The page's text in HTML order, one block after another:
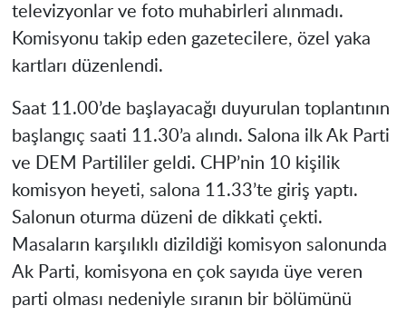
televizyonlar ve foto muhabirleri alınmadı.
Komisyonu takip eden gazetecilere, özel yaka
kartları düzenlendi.
Saat 11.00’de başlayacağı duyurulan toplantının
başlangıç saati 11.30’a alındı. Salona ilk Ak Parti
ve DEM Partililer geldi. CHP’nin 10 kişilik
komisyon heyeti, salona 11.33’te giriş yaptı.
Salonun oturma düzeni de dikkati çekti.
Masaların karşılıklı dizildiği komisyon salonunda
Ak Parti, komisyona en çok sayıda üye veren
parti olması nedeniyle sıranın bir bölümünü